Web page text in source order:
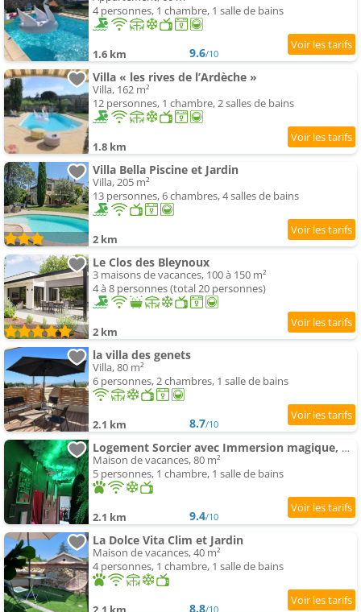
4 personnes, 1 chambre, 1 salle de bains
1.6 km 9.6/10
Villa « les rives de l’Ardèche »
Villa, 162 m²
12 personnes, 1 chambre, 2 salles de bains
1.8 km
Villa Bella Piscine et Jardin
Villa, 205 m²
13 personnes, 6 chambres, 4 salles de bains
2 km
Le Clos des Bleynoux
3 maisons de vacances, 100 à 150 m²
4 à 8 personnes (total 20 personnes)
2 km
la villa des genets
Villa, 80 m²
6 personnes, 2 chambres, 1 salle de bains
2.1 km 8.7/10
Logement Sorcier avec Immersion magique, Déco unique, Clim et jardin
Maison de vacances, 80 m²
5 personnes, 1 chambre, 1 salle de bains
2.1 km 9.4/10
La Dolce Vita Clim et Jardin
Maison de vacances, 40 m²
4 personnes, 1 chambre, 1 salle de bains
8.8/10